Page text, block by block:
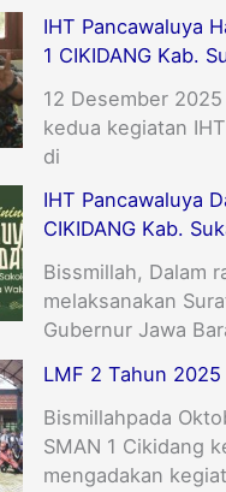
IHT Pancawaluya
1 CIKIDANG Kab.
12 Desember
kedua kegiatan
di
IHT Pancawaluya
CIKIDANG Kab.
Bissmillah, Dalam
melaksanakan
Gubernur Jawa
LMF 2 Tahun 2025
Bismillahpada
SMAN 1 Cikidang
mengadakan